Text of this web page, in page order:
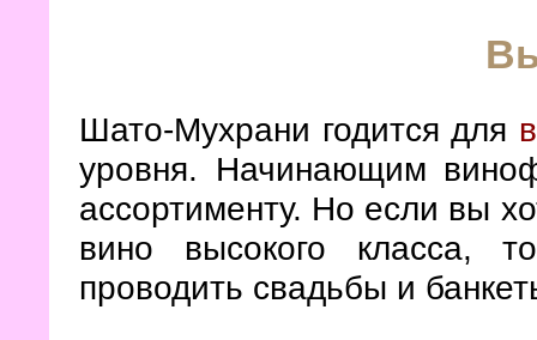
Шато-Мухрани годится для
уровня. Начинающим
ассортименту. Но если вы
вино высокого
проводить свадьбы и